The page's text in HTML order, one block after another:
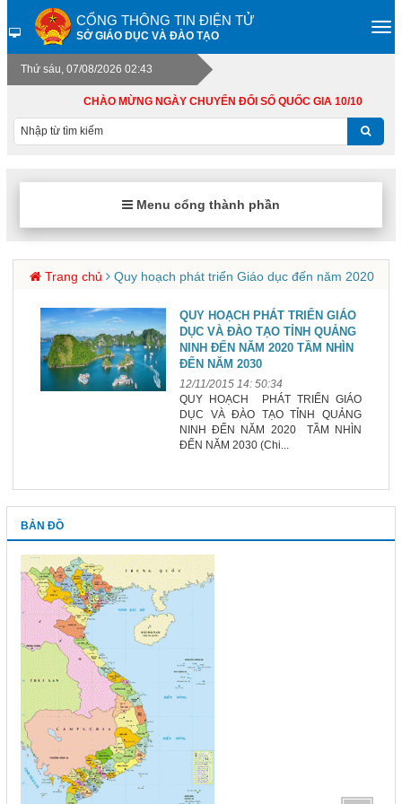
CỔNG THÔNG TIN ĐIỆN TỬ
SỞ GIÁO DỤC VÀ ĐÀO TẠO
Thứ sáu, 07/08/2026 02:43
CHÀO MỪNG NGÀY CHUYỂN ĐỔI SỐ QUỐC GIA 10/10
Menu cổng thành phần
Trang chủ Quy hoạch phát triển Giáo dục đến năm 2020
QUY HOẠCH PHÁT TRIỂN GIÁO
DỤC VÀ ĐÀO TẠO TỈNH QUẢNG
NINH ĐẾN NĂM 2020 TẦM NHÌN
ĐẾN NĂM 2030
12/11/2015 14: 50:34
QUY HOẠCH PHÁT TRIỂN GIÁO
DỤC VÀ ĐÀO TẠO TỈNH QUẢNG
NINH ĐẾN NĂM 2020 TẦM NHÌN
ĐẾN NĂM 2030 (Chi...
BẢN ĐỒ